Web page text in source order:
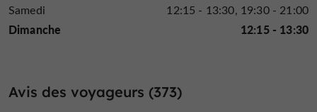
Lacollection d'armagnacs
, riche de nombreux
millésimes, permet de prolonger la dégustation autour
d'authenticité à la fin du repas et séduit les connaisseurs
comme les curieux.
Samedi
12:15 - 13:30 19:30 - 21:00
Dimanche 12:15 - 13:30
Avis des voyageurs (373)